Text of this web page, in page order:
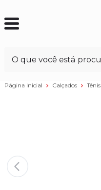
Página Inicial Calçados Tênis